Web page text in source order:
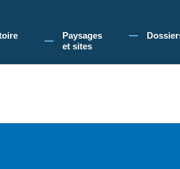
acceptez l'utilisation de cookies pour vous
Paysages
et sites